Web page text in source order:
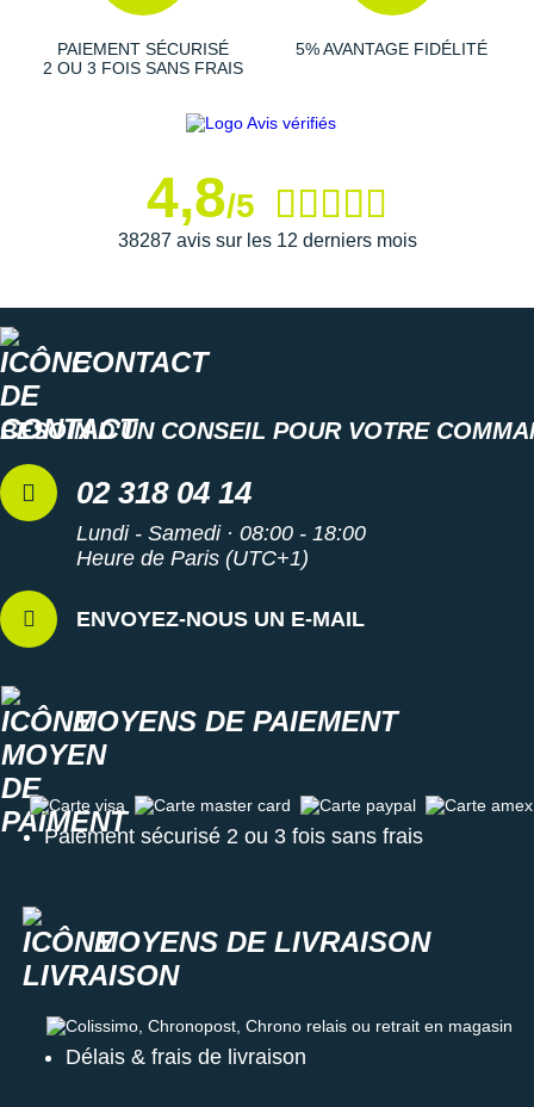
grâce à saconception aérée
. Votre pied est verrouillé
grâce à la languette attenante et aux renfortsen fils
entièrement recyclés.
caoutchouc au niveau des zones d'usure promet une
redoutable et une grande
assurent une bonne adhérence dans des conditions
sèches comme humides.
sèche et humide afin d’améliorer la stabilité et la sécurité du
coureur.
100% polyester recyclé dans la composition du
70% de matières recyclées au niveau de la tige
24% de la chaussure est conçue avec des éléments
Techniques de coloration Dope Dye
Poids constaté chez i-Run: 268 g en taille 42
Coloris: noir, gris et bleu
Les autres produits On-Running
PAIEMENT SÉCURISÉ
2 OU 3 FOIS SANS FRAIS
5% AVANTAGE FIDÉLITÉ
4,8/5
38287 avis sur les 12 derniers mois
CONTACT
BESOIN D'UN CONSEIL POUR VOTRE
02 318 04 14
Lundi - Samedi · 08:00 - 18:00
Heure de Paris (UTC+1)
ENVOYEZ-NOUS UN E-MAIL
MOYENS DE PAIEMENT
Carte visa Carte master card Carte paypal Carte amex
Paiement sécurisé 2 ou 3 fois sans frais
MOYENS DE LIVRAISON
Colissimo, Chronopost, Chrono relais ou retrait en magasin
Délais & frais de livraison